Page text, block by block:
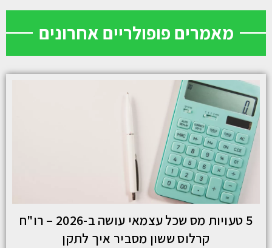
מאמרים פופולריים אחרונים
5 טעויות מס שכל עצמאי עושה ב-2026 – רו"ח
קרלוס ששון מסביר איך לתקן